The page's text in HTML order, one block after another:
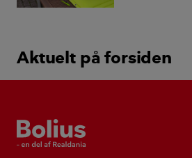
Aktuelt på forsiden
Bolius